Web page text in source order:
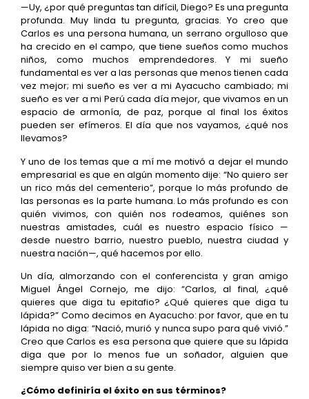
—Uy, ¿por qué preguntas tan difícil, Diego? Es una pregunta
profunda. Muy linda tu pregunta, gracias. Yo creo que
Carlos es una persona humana, un serrano orgulloso que
ha crecido en el campo, que tiene sueños como muchos
niños, como muchos emprendedores. Y mi sueño
fundamental es ver a las personas que menos tienen cada
vez mejor; mi sueño es ver a mi Ayacucho cambiado; mi
sueño es ver a mi Perú cada día mejor, que vivamos en un
espacio de armonía, de paz, porque al final los éxitos
pueden ser efímeros. El día que nos vayamos, ¿qué nos
llevamos?
Y uno de los temas que a mí me motivó a dejar el mundo
empresarial es que en algún momento dije: “No quiero ser
un rico más del cementerio”, porque lo más profundo de
las personas es la parte humana. Lo más profundo es con
quién vivimos, con quién nos rodeamos, quiénes son
nuestras amistades, cuál es nuestro espacio físico —
desde nuestro barrio, nuestro pueblo, nuestra ciudad y
nuestra nación—, qué hacemos por ello.
Un día, almorzando con el conferencista y gran amigo
Miguel Ángel Cornejo, me dijo: “Carlos, al final, ¿qué
quieres que diga tu epitafio? ¿Qué quieres que diga tu
lápida?” Como decimos en Ayacucho: por favor, que en tu
lápida no diga: “Nació, murió y nunca supo para qué vivió.”
Creo que Carlos es esa persona que quiere que su lápida
diga que por lo menos fue un soñador, alguien que
siempre quiso ver bien a su gente.
¿Cómo definiría el éxito en sus términos?